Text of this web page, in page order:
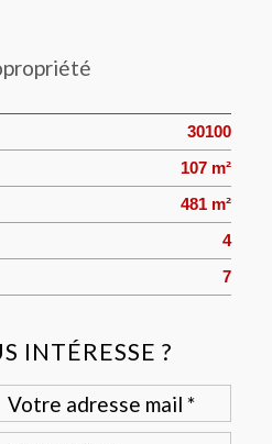
30100
107 m²
481 m²
4
7
INTÉRESSE ?